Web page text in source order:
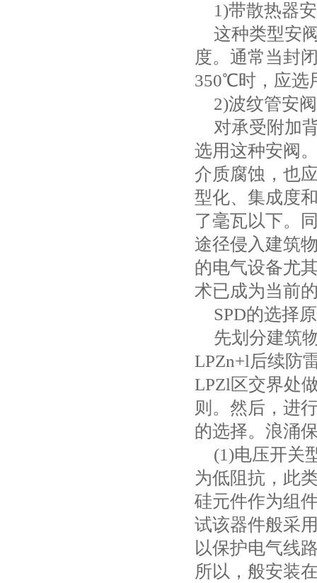
1)带散热器
这种类型安
度。通常当封
350℃时，应选
2)波纹管安阀
对承受附加
选用这种安阀
介质腐蚀，也
型化、集成度
了毫瓦以下。
途径侵入建筑
的电气设备尤
术已成为当前
SPD的选择
先划分建筑
LPZn+l后续防
LPZl 区交界处
则。然后，进
的选择。浪涌
(1)电压开关
为低阻抗，此
硅元件作为组
试该器件般采
以保护电气线
所以，般安装